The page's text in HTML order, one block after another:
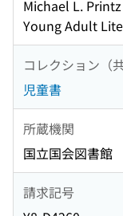
Michael L.
Young Adult
コレクション（共
児童書
所蔵機関
国立国会図書館
請求記号